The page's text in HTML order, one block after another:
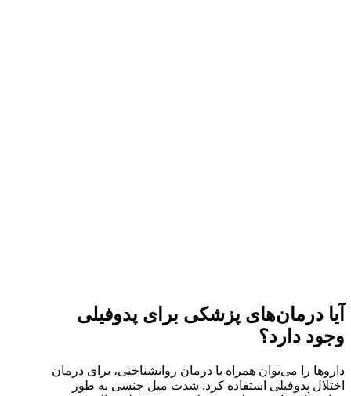
آیا درمان‌های پزشکی برای پدوفیلی
وجود دارد؟
داروها را می‌توان همراه با درمان روانشناختی، برای درمان
اختلال پدوفیلی استفاده کرد. شدت میل جنسی به طور